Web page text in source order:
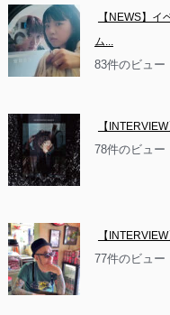
【NEWS】
ム...
83件のビュー
【
78件のビュー
【
77件のビュー